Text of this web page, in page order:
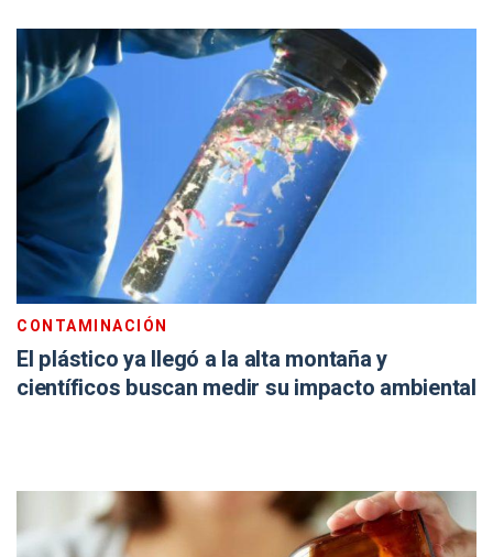
CONTAMINACIÓN
El plástico ya llegó a la alta montaña y
científicos buscan medir su impacto ambiental